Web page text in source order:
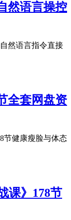
然语言操控
然语言指令直接
全套网盘资
节健康瘦脸与体态
课》178节